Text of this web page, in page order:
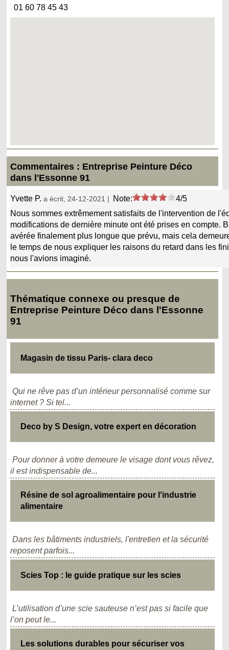
01 60 78 45 43
Commentaires : Entreprise Peinture Déco
dans l'Essonne 91
Yvette P.a écrit, 24-12-2021 | Note:
4/5
Nous sommes extrêmement satisfaits de l'intervention de
modifications de dernière minute ont été prises en compte.
avérée finalement plus longue que prévu, mais cela
le temps de nous expliquer les raisons du retard dans les
nous l'avions imaginé.
Thématique connexe ou presque de
Entreprise Peinture Déco dans l'Essonne
91
Magasin de tissu Paris- clara deco
Qui ne rêve pas d’un intérieur personnalisé comme sur
internet ? Si tel...
Deco by S Design, votre expert en décoration
Pour donner à votre demeure le visage dont vous rêvez,
il est indispensable de...
Résine de sol agroalimentaire pour l'industrie
alimentaire
Dans les bâtiments industriels, l'entretien et la sécurité
reposent parfois...
Scies Top : le guide pratique sur les scies
L’utilisation d’une scie sauteuse n’est pas si facile que
l’on peut le...
Les solutions durables pour sécuriser vos